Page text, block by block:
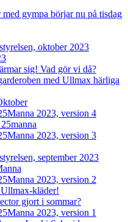
gympa börjar nu på tisdag
oktober 2023
sig! Vad gör vi då?
med Ullmax härliga
2023, version 4
2023, version 3
september 2023
2023, version 2
kläder!
gjort i sommar?
2023, version 1